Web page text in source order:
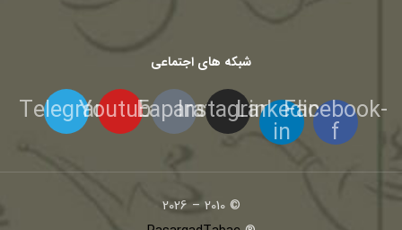
شبکه های اجتماعی
Facebook-
f
Linkedin-
in
Instagram
Eaparat
Youtube
Telegram
© 2010 – 2026